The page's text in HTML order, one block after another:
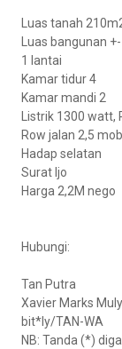
Luas tanah
Luas bangunan
1 lantai
Kamar tidur 4
Kamar mandi 2
Listrik 1300 watt,
Row jalan 2,5
Hadap selatan
Surat Ijo
Harga 2,2M nego
Hubungi:
Tan Putra
Xavier Marks
bit*ly/TAN-WA
NB: Tanda (*)